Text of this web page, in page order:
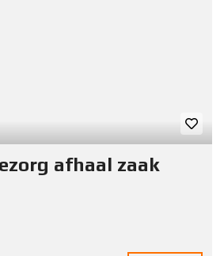
afhaal zaak